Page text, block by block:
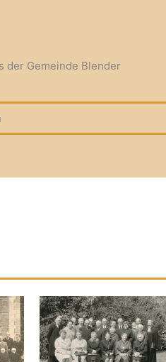
der Gemeinde Blender